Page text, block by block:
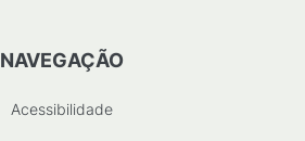
NAVEGAÇÃO
Acessibilidade